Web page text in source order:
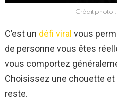
Crédit photo
C’est un défi viral vous
de personne vous êtes
vous comportez
Choisissez une chouette et
reste.